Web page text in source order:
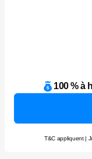
100 % à
T&C appliquent |